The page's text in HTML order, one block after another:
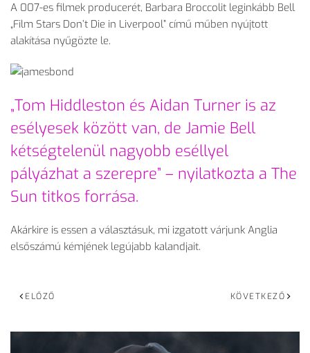
A 007-es filmek producerét, Barbara Broccolit leginkább Bell
„Film Stars Don’t Die in Liverpool” című műben nyújtott
alakítása nyűgözte le.
„Tom Hiddleston és Aidan Turner is az
esélyesek között van, de Jamie Bell
kétségtelenül nagyobb eséllyel
pályázhat a szerepre” – nyilatkozta a The
Sun titkos forrása.
Akárkire is essen a választásuk, mi izgatott várjunk Anglia
elsőszámú kémjének legújabb kalandjait.
ELŐZŐ KÖVETKEZŐ